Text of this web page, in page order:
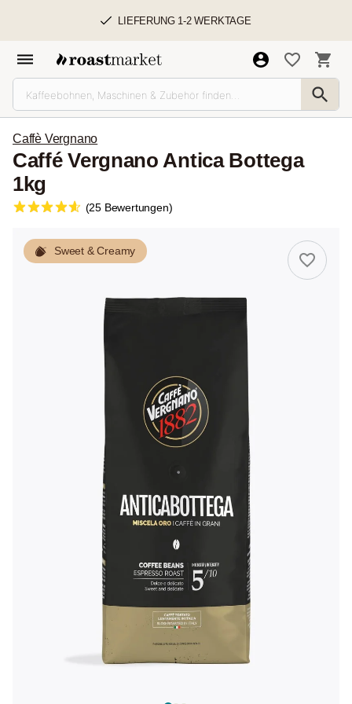
LIEFERUNG 1-2 WERKTAGE
Caffè Vergnano
Caffé Vergnano Antica Bottega
1kg
(25 Bewertungen)
Sweet & Creamy